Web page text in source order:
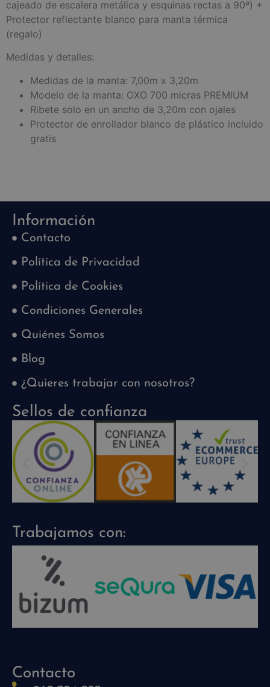
cajeado de escalera metálica y esquinas rectas a 90º) +
Protector reflectante blanco para manta térmica
(regalo)
Medidas y detalles:
Medidas de la manta: 7,00m x 3,20m
Modelo de la manta: OXO 700 micras PREMIUM
Ribete solo en un ancho de 3,20m con ojales
Protector de enrollador blanco de plástico incluido
gratis
Información
Contacto
Política de Privacidad
Política de Cookies
Condiciones Generales
Quiénes Somos
Blog
¿Quieres trabajar con nosotros?
Sellos de confianza
Trabajamos con:
Contacto